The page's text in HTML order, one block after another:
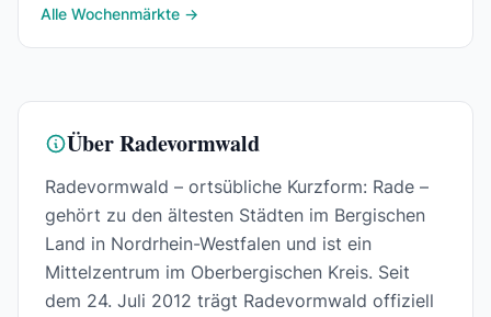
Alle Wochenmärkte →
Über Radevormwald
Radevormwald – ortsübliche Kurzform: Rade –
gehört zu den ältesten Städten im Bergischen
Land in Nordrhein-Westfalen und ist ein
Mittelzentrum im Oberbergischen Kreis. Seit
dem 24. Juli 2012 trägt Radevormwald offiziell